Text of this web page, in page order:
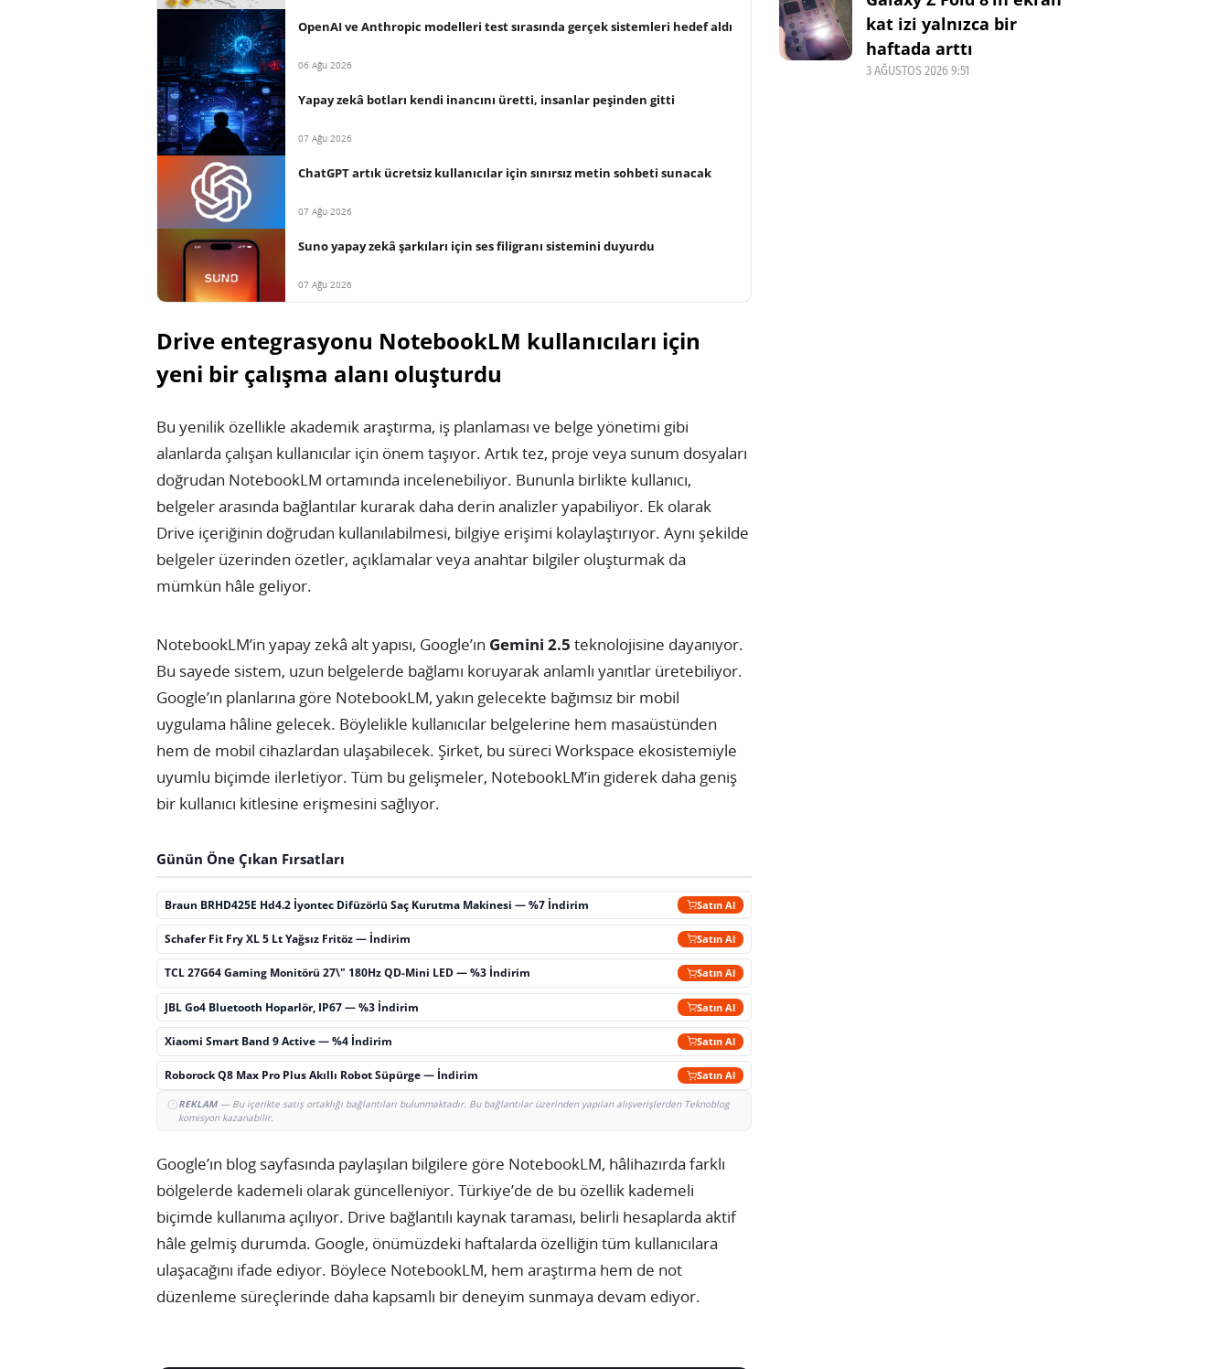
OpenAI ve Anthropic modelleri test sırasında gerçek sistemleri hedef aldı
06 Ağu 2026
Yapay zekâ botları kendi inancını üretti, insanlar peşinden gitti
07 Ağu 2026
ChatGPT artık ücretsiz kullanıcılar için sınırsız metin sohbeti sunacak
07 Ağu 2026
Suno yapay zekâ şarkıları için ses filigranı sistemini duyurdu
07 Ağu 2026
Drive entegrasyonu NotebookLM kullanıcıları için
yeni bir çalışma alanı oluşturdu
Bu yenilik özellikle akademik araştırma, iş planlaması ve belge yönetimi gibi
alanlarda çalışan kullanıcılar için önem taşıyor. Artık tez, proje veya sunum dosyaları
doğrudan NotebookLM ortamında incelenebiliyor. Bununla birlikte kullanıcı,
belgeler arasında bağlantılar kurarak daha derin analizler yapabiliyor. Ek olarak
Drive içeriğinin doğrudan kullanılabilmesi, bilgiye erişimi kolaylaştırıyor. Aynı şekilde
belgeler üzerinden özetler, açıklamalar veya anahtar bilgiler oluşturmak da
mümkün hâle geliyor.
NotebookLM’in yapay zekâ alt yapısı, Google’ın Gemini 2.5 teknolojisine dayanıyor.
Bu sayede sistem, uzun belgelerde bağlamı koruyarak anlamlı yanıtlar üretebiliyor.
Google’ın planlarına göre NotebookLM, yakın gelecekte bağımsız bir mobil
uygulama hâline gelecek. Böylelikle kullanıcılar belgelerine hem masaüstünden
hem de mobil cihazlardan ulaşabilecek. Şirket, bu süreci Workspace ekosistemiyle
uyumlu biçimde ilerletiyor. Tüm bu gelişmeler, NotebookLM’in giderek daha geniş
bir kullanıcı kitlesine erişmesini sağlıyor.
Günün Öne Çıkan Fırsatları
Braun BRHD425E Hd4.2 İyontec Difüzörlü Saç Kurutma Makinesi — %7 İndirim Satın Al
Schafer Fit Fry XL 5 Lt Yağsız Fritöz — İndirim Satın Al
TCL 27G64 Gaming Monitörü 27\" 180Hz QD-Mini LED — %3 İndirim Satın Al
JBL Go4 Bluetooth Hoparlör, IP67 — %3 İndirim Satın Al
Xiaomi Smart Band 9 Active — %4 İndirim Satın Al
Roborock Q8 Max Pro Plus Akıllı Robot Süpürge — İndirim Satın Al
REKLAM— Bu içerikte satış ortaklığı bağlantıları bulunmaktadır. Bu bağlantılar üzerinden yapılan alışverişlerden Teknoblog
komisyon kazanabilir.
Google’ın blog sayfasında paylaşılan bilgilere göre NotebookLM, hâlihazırda farklı
bölgelerde kademeli olarak güncelleniyor. Türkiye’de de bu özellik kademeli
biçimde kullanıma açılıyor. Drive bağlantılı kaynak taraması, belirli hesaplarda aktif
hâle gelmiş durumda. Google, önümüzdeki haftalarda özelliğin tüm kullanıcılara
ulaşacağını ifade ediyor. Böylece NotebookLM, hem araştırma hem de not
düzenleme süreçlerinde daha kapsamlı bir deneyim sunmaya devam ediyor.
kat izi yalnızca bir
haftada arttı
3 AĞUSTOS 2026 9:51